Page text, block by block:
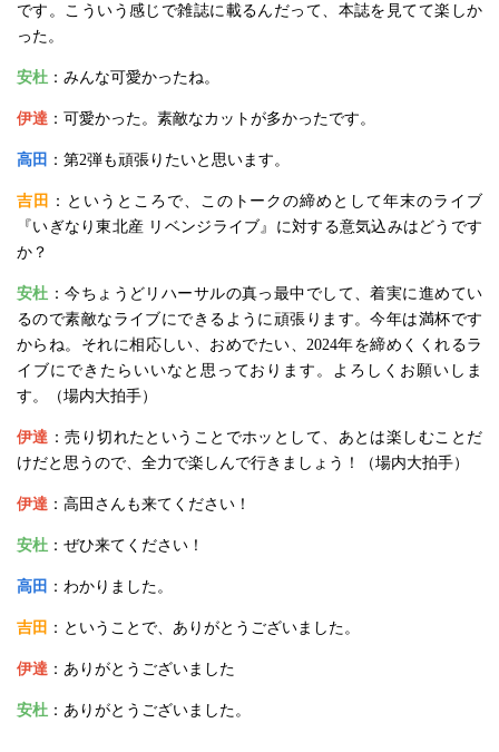
です。こういう感じで雑誌に載るんだって、本誌を見てて楽しか
った。
安杜 ：みんな可愛かったね。
伊達 ：可愛かった。素敵なカットが多かったです。
高田 ：第2弾も頑張りたいと思います。
吉田
：というところで、このトークの締めとして年末のライブ
『いぎなり東北産 リベンジライブ』に対する意気込みはどうです
か？
安杜 ：今ちょうどリハーサルの真っ最中でして、着実に進めてい
るので素敵なライブにできるように頑張ります。今年は満杯です
からね。それに相応しい、おめでたい、2024年を締めくくれるラ
イブにできたらいいなと思っております。よろしくお願いしま
す。（場内大拍手）
伊達 ：売り切れたということでホッとして、あとは楽しむことだ
けだと思うので、全力で楽しんで行きましょう！（場内大拍手）
伊達 ：高田さんも来てください！
安杜 ：ぜひ来てください！
高田 ：わかりました。
吉田 ：ということで、ありがとうございました。
伊達 ：ありがとうございました
安杜 ：ありがとうございました。